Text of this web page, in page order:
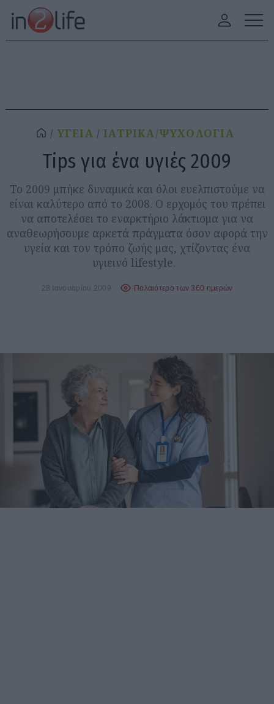
ΥΓΕΙΑ ΙΑΤΡΙΚΑ/ΨΥΧΟΛΟΓΙΑ
Tips για ένα υγιές 2009
Το 2009 μπήκε δυναμικά και όλοι ευελπιστούμε να
είναι καλύτερο από το 2008. Ο ερχομός του πρέπει
να αποτελέσει το εναρκτήριο λάκτισμα για να
αναθεωρήσουμε αρκετά πράγματα όσον αφορά την
υγεία και τον τρόπο ζωής μας, χτίζοντας ένα
υγιεινό lifestyle.
28 Ιανουαρίου 2009 Παλαιότερο των 360 ημερών